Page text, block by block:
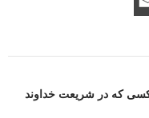
که در شریعت خداوند